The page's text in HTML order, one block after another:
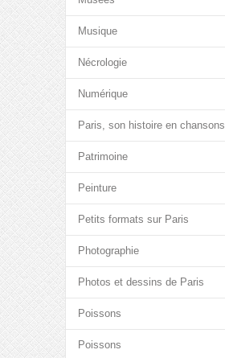
Musique
Nécrologie
Numérique
Paris, son histoire en chansons
Patrimoine
Peinture
Petits formats sur Paris
Photographie
Photos et dessins de Paris
Poissons
Poissons